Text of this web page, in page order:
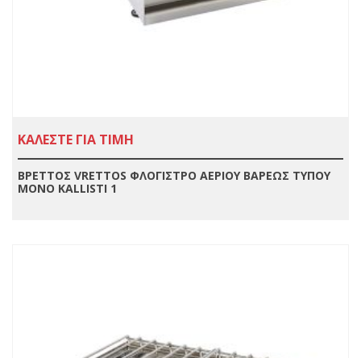
ΚΑΛΕΣΤΕ ΓΙΑ ΤΙΜΗ
ΒΡΕΤΤΟΣ VRETTOS ΦΛΟΓΙΣΤΡΟ ΑΕΡΙΟΥ ΒΑΡΕΩΣ ΤΥΠΟΥ
ΜΟΝΟ KALLISTI 1